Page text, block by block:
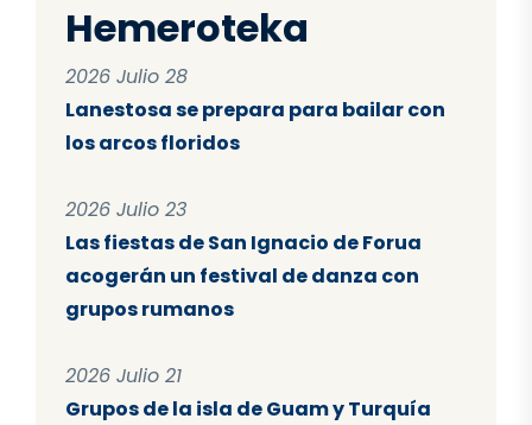
Hemeroteka
2026 Julio 28
Lanestosa se prepara para bailar con
los arcos floridos
2026 Julio 23
Las fiestas de San Ignacio de Forua
acogerán un festival de danza con
grupos rumanos
2026 Julio 21
Grupos de la isla de Guam y Turquía